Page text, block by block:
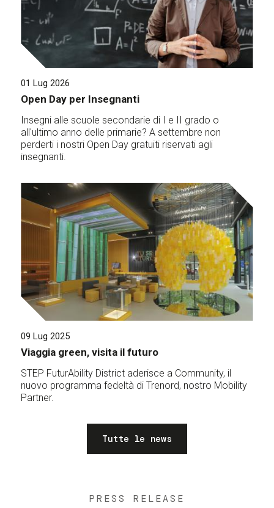
01 Lug 2026
Open Day per Insegnanti
Insegni alle scuole secondarie di I e II grado o
all'ultimo anno delle primarie? A settembre non
perderti i nostri Open Day gratuiti riservati agli
insegnanti.
09 Lug 2025
Viaggia green, visita il futuro
STEP FuturAbility District aderisce a Community, il
nuovo programma fedeltà di Trenord, nostro Mobility
Partner.
Tutte le news
PRESS RELEASE